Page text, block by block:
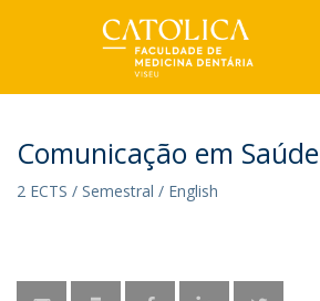
Comunicação em Saúde
2 ECTS / Semestral / English